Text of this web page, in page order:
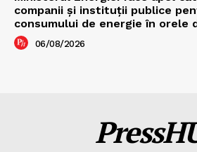
companii și instituții publice
consumului de energie în orele
06/08/2026